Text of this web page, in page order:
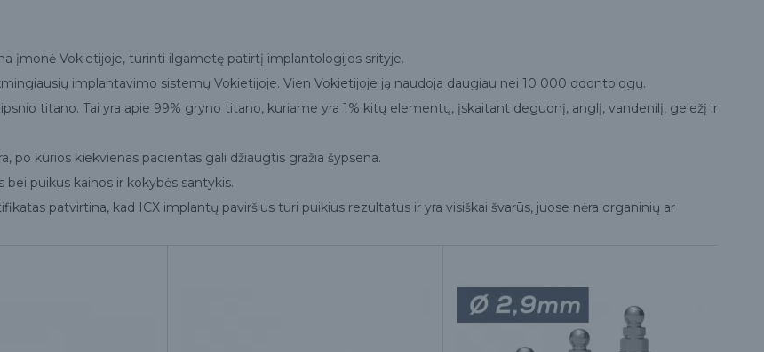
įmonė Vokietijoje, turinti ilgametę patirtį implantologijos srityje.
implantavimo sistemų Vokietijoje. Vien Vokietijoje ją naudoja daugiau nei 10 000 odontologų.
titano. Tai yra apie 99% gryno titano, kuriame yra 1% kitų elementų, įskaitant deguonį, anglį, vandenilį, geležį ir
po kurios kiekvienas pacientas gali džiaugtis gražia šypsena.
puikus kainos ir kokybės santykis.
patvirtina, kad ICX implantų paviršius turi puikius rezultatus ir yra visiškai švarūs, juose nėra organinių ar